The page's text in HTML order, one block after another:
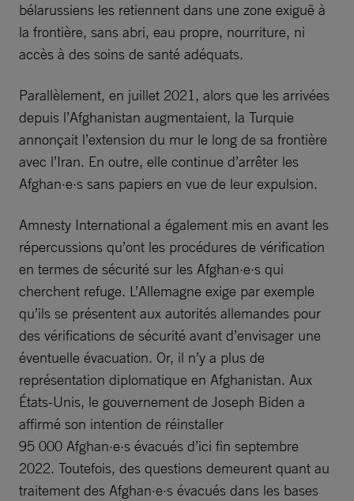
bélarussiens les retiennent dans une zone exiguë à
la frontière, sans abri, eau propre, nourriture, ni
accès à des soins de santé adéquats.
Parallèlement, en juillet 2021, alors que les arrivées
depuis l’Afghanistan augmentaient, la Turquie
annonçait l’extension du mur le long de sa frontière
avec l’Iran. En outre, elle continue d’arrêter les
Afghan·e·s sans papiers en vue de leur expulsion.
Amnesty International a également mis en avant les
répercussions qu’ont les procédures de vérification
en termes de sécurité sur les Afghan·e·s qui
cherchent refuge. L’Allemagne exige par exemple
qu’ils se présentent aux autorités allemandes pour
des vérifications de sécurité avant d’envisager une
éventuelle évacuation. Or, il n’y a plus de
représentation diplomatique en Afghanistan. Aux
États-Unis, le gouvernement de Joseph Biden a
affirmé son intention de réinstaller
95 000 Afghan·e·s évacués d’ici fin septembre
2022. Toutefois, des questions demeurent quant au
traitement des Afghan·e·s évacués dans les bases